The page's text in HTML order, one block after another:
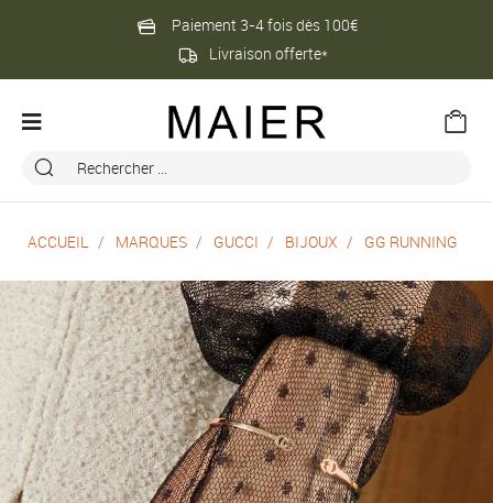
Paiement 3-4 fois dès 100€
Livraison offerte*
ACCUEIL MARQUES GUCCI BIJOUX GG RUNNING